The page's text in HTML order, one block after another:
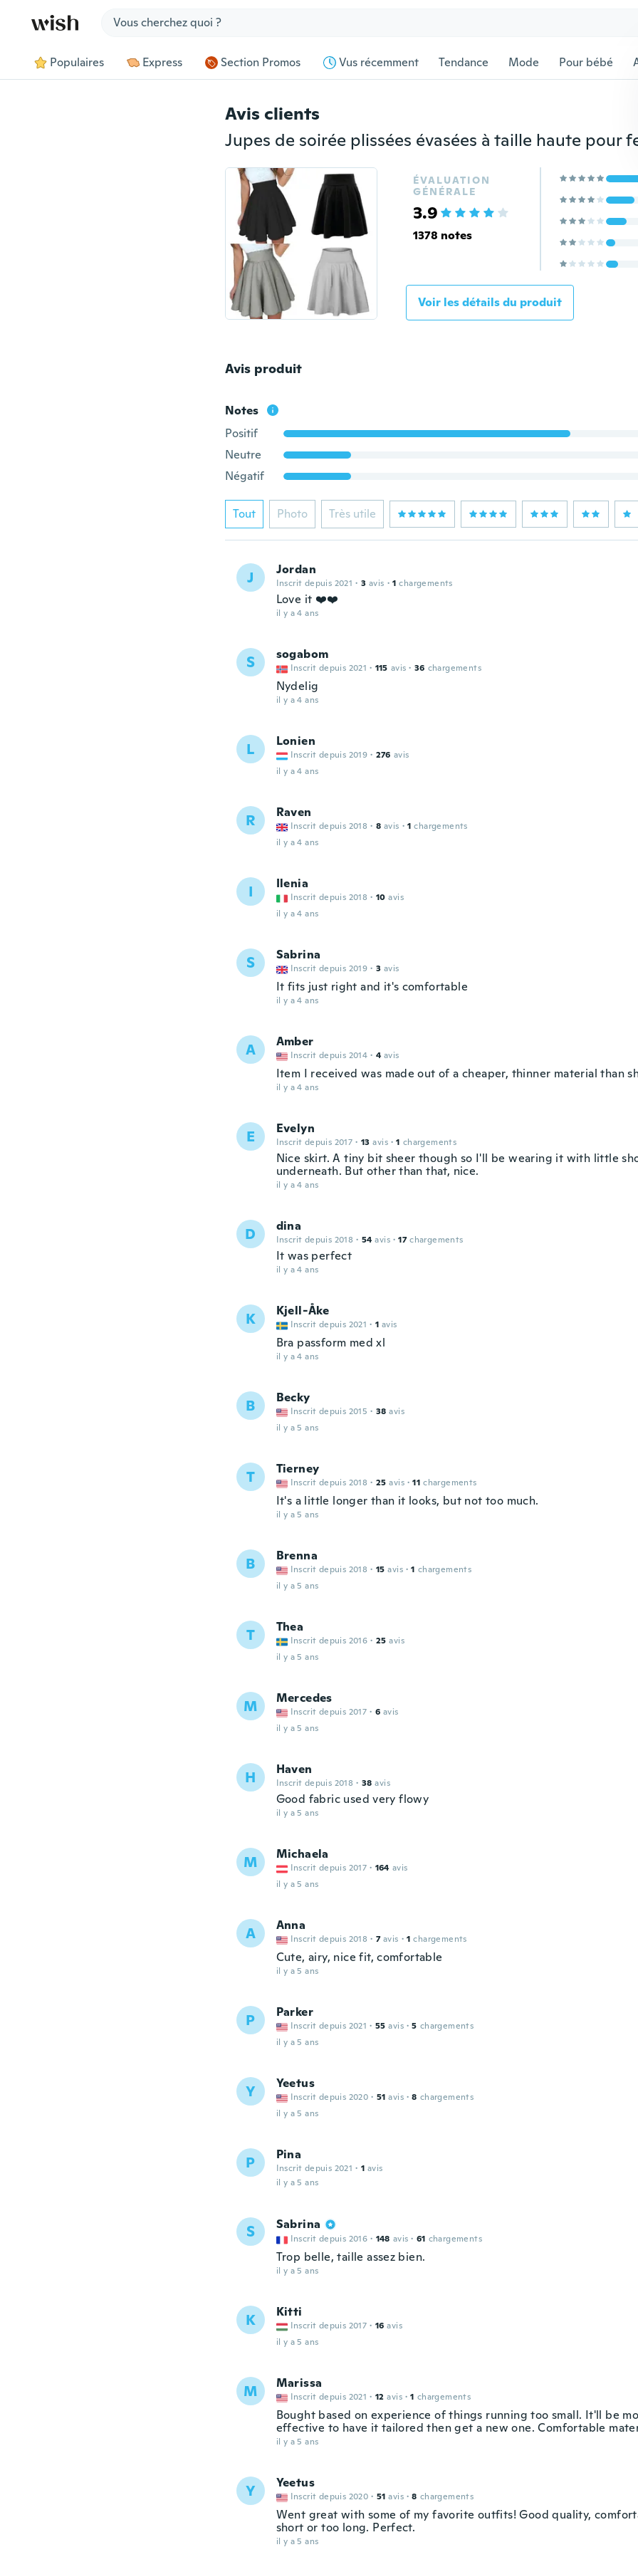
Populaires Express Section Promos Vus récemment Tendance Mode Pour bébé
Avis clients
ÉVALUATION
GÉNÉRALE
3.9
1378 notes
Voir les détails du produit
Avis produit
Notes
Positif
Neutre
Négatif
Tout Photo Très utile
J Jordan
Inscrit depuis 2021 · 3 avis · 1 chargements
Love it ❤️❤️
il y a 4 ans
S sogabom
Inscrit depuis 2021 · 115 avis · 36 chargements
Nydelig
il y a 4 ans
L Lonien
Inscrit depuis 2019 · 276 avis
il y a 4 ans
R Raven
Inscrit depuis 2018 · 8 avis · 1 chargements
il y a 4 ans
I Ilenia
Inscrit depuis 2018 · 10 avis
il y a 4 ans
S Sabrina
Inscrit depuis 2019 · 3 avis
It fits just right and it's comfortable
il y a 4 ans
A Amber
Inscrit depuis 2014 · 4 avis
Item I received was made out of a cheaper, thinner material than
il y a 4 ans
E Evelyn
Inscrit depuis 2017 · 13 avis · 1 chargements
Nice skirt. A tiny bit sheer though so I'll be wearing it with little
underneath. But other than that, nice.
il y a 4 ans
D dina
Inscrit depuis 2018 · 54 avis · 17 chargements
It was perfect
il y a 4 ans
K Kjell-Åke
Inscrit depuis 2021 · 1 avis
Bra passform med xl
il y a 4 ans
B Becky
Inscrit depuis 2015 · 38 avis
il y a 5 ans
T Tierney
Inscrit depuis 2018 · 25 avis · 11 chargements
It's a little longer than it looks, but not too much.
il y a 5 ans
B Brenna
Inscrit depuis 2018 · 15 avis · 1 chargements
il y a 5 ans
T Thea
Inscrit depuis 2016 · 25 avis
il y a 5 ans
M Mercedes
Inscrit depuis 2017 · 6 avis
il y a 5 ans
H Haven
Inscrit depuis 2018 · 38 avis
Good fabric used very flowy
il y a 5 ans
M Michaela
Inscrit depuis 2017 · 164 avis
il y a 5 ans
A Anna
Inscrit depuis 2018 · 7 avis · 1 chargements
Cute, airy, nice fit, comfortable
il y a 5 ans
P Parker
Inscrit depuis 2021 · 55 avis · 5 chargements
il y a 5 ans
Y Yeetus
Inscrit depuis 2020 · 51 avis · 8 chargements
il y a 5 ans
P Pina
Inscrit depuis 2021 · 1 avis
il y a 5 ans
S Sabrina
Inscrit depuis 2016 · 148 avis · 61 chargements
Trop belle, taille assez bien.
il y a 5 ans
K Kitti
Inscrit depuis 2017 · 16 avis
il y a 5 ans
M Marissa
Inscrit depuis 2021 · 12 avis · 1 chargements
Bought based on experience of things running too small. It'll be
effective to have it tailored then get a new one. Comfortable
il y a 5 ans
Y Yeetus
Inscrit depuis 2020 · 51 avis · 8 chargements
Went great with some of my favorite outfits! Good quality,
short or too long. Perfect.
il y a 5 ans